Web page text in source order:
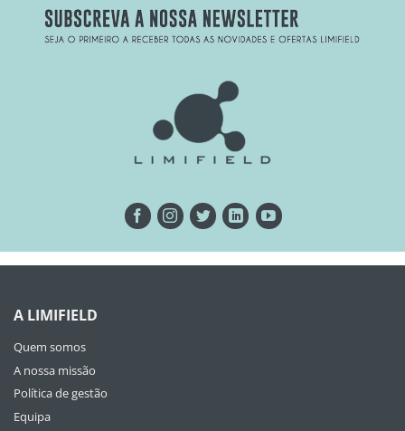
A LIMIFIELD
Quem somos
A nossa missão
Política de gestão
Equipa